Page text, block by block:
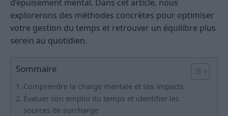
d’épuisement mental. Dans cet article, nous
explorerons des méthodes concrètes pour optimiser
votre gestion du temps et retrouver un équilibre plus
serein au quotidien.
Sommaire
Comprendre la charge mentale et ses impacts
Évaluer son emploi du temps et identifier les
sources de surcharge